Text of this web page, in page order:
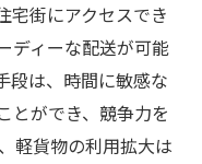
宅街にアクセスでき
ディーな配送が可能
段は、時間に敏感な
とができ、競争力を
軽貨物の利用拡大は